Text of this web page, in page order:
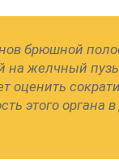
брюшной
на желчный
оценить
этого органа